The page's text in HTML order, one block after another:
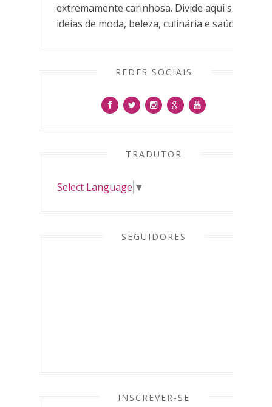
extremamente carinhosa. Divide aqui suas
ideias de moda, beleza, culinária e saúde.
REDES SOCIAIS
TRADUTOR
Select Language ▼
SEGUIDORES
INSCREVER-SE